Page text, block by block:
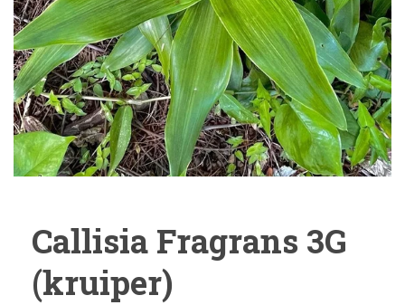
Callisia Fragrans 3G
(kruiper)